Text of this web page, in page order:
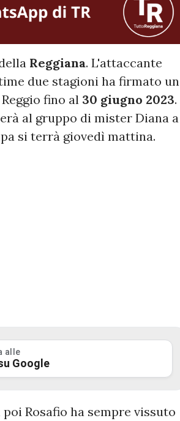
Reggiana. L'attaccante
due stagioni ha firmato un
fino al 30 giugno 2023.
al gruppo di mister Diana a
si terrà giovedì mattina.
alle
Google
poi Rosafio ha sempre vissuto